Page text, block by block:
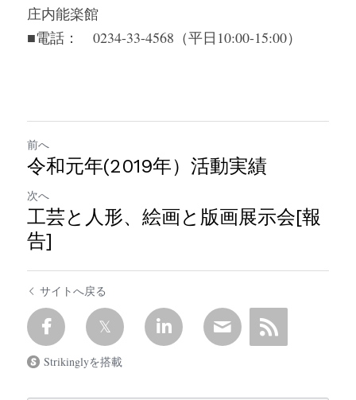
庄内能楽館
■電話：　0234-33-4568（平日10:00-15:00）
前へ
令和元年(2019年）活動実績
次へ
工芸と人形、絵画と版画展示会[報
告]
サイトへ戻る
Strikinglyを搭載